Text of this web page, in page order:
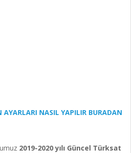
NASIL YAPILIR BURADAN
2019-2020 yılı Güncel Türksat